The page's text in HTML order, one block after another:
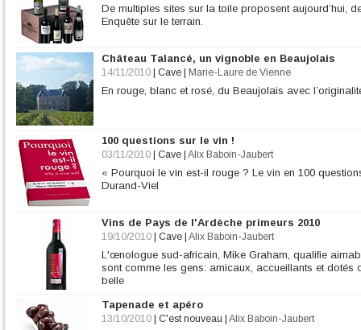
De multiples sites sur la toile proposent aujourd’hui,
Enquête sur le terrain.
Château Talancé, un vignoble en Beaujolais
14/11/2010 Cave Marie-Laure de Vienne
En rouge, blanc et rosé, du Beaujolais avec
100 questions sur le vin !
03/11/2010 Cave Alix Baboin-Jaubert
« Pourquoi le vin est-il rouge ? Le vin en 100
Durand-Viel
Vins de Pays de l'Ardèche primeurs 2010
19/10/2010 Cave Alix Baboin-Jaubert
L'œnologue sud-africain, Mike Graham, qualifie
sont comme les gens: amicaux, accueillants et dotés
belle
Tapenade et apéro
13/10/2010 C'est nouveau Alix Baboin-Jaubert